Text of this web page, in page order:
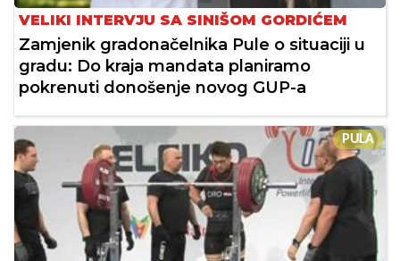
VELIKI INTERVJU SA SINIŠOM GORDIĆEM
Zamjenik gradonačelnika Pule o situaciji u
gradu: Do kraja mandata planiramo
pokrenuti donošenje novog GUP-a
PULA